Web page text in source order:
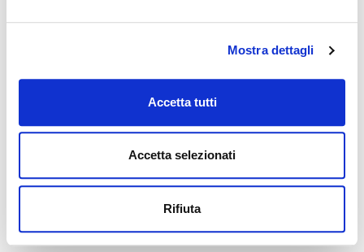
Mostra dettagli
Accetta tutti
Accetta selezionati
Rifiuta